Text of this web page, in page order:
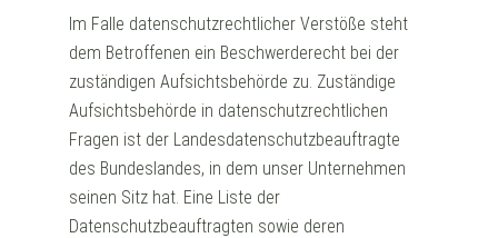
Im Falle datenschutzrechtlicher Verstöße steht
dem Betroffenen ein Beschwerderecht bei der
zuständigen Aufsichtsbehörde zu. Zuständige
Aufsichtsbehörde in datenschutzrechtlichen
Fragen ist der Landesdatenschutzbeauftragte
des Bundeslandes, in dem unser Unternehmen
seinen Sitz hat. Eine Liste der
Datenschutzbeauftragten sowie deren